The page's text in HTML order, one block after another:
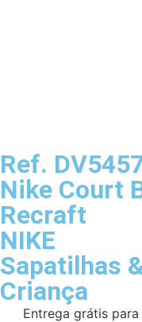
Ref.
Nike Court
Recraft
NIKE
Sapatilhas
Criança
Entrega grátis